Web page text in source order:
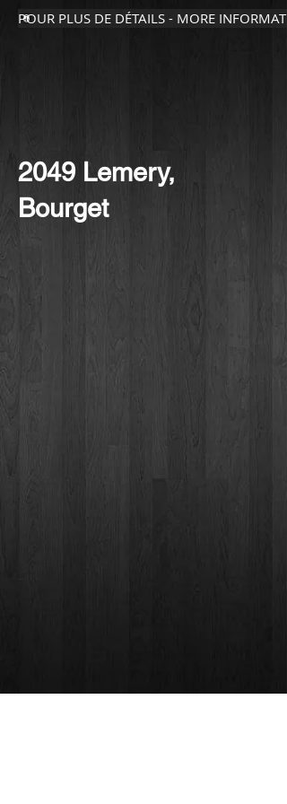
POUR PLUS DE DÉTAILS - MORE
2049 Lemery,
Bourget